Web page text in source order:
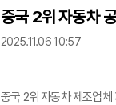
산업위원회 위원 스테판
제조업체의 목표는 1만
가격의 새로운 소형 차량
중국 2위 자동차
2025.11.06 10:57
중국 2위 자동차 제조업